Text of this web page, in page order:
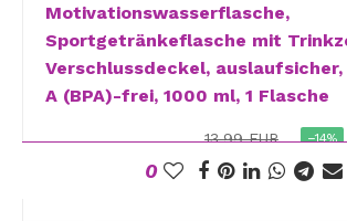
Motivationswasserflasche,
Sportgetränkeflasche mit
Verschlussdeckel, auslaufsicher,
A (BPA)-frei, 1000 ml, 1 Flasche
13,99 EUR −14%
0